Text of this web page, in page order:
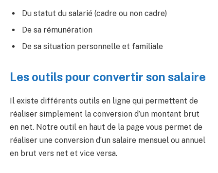
Du statut du salarié (cadre ou non cadre)
De sa rémunération
De sa situation personnelle et familiale
Les outils pour convertir son salaire
Il existe différents outils en ligne qui permettent de
réaliser simplement la conversion d’un montant brut
en net. Notre outil en haut de la page vous permet de
réaliser une conversion d’un salaire mensuel ou annuel
en brut vers net et vice versa.